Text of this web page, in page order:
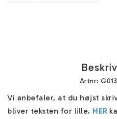
Artnr:
Vi anbefaler, at du højst
bliver teksten for lille. HER